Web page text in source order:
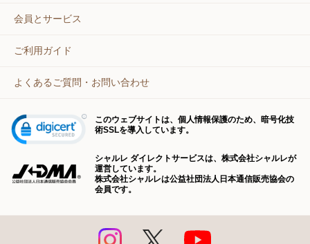
会員とサービス
ご利用ガイド
よくあるご質問・お問い合わせ
このウェブサイトは、個人情報保護のため、暗号化技
術SSLを導入しています。
シャルレ ダイレクトサービスは、株式会社シャルレが
運営しています。
株式会社シャルレは公益社団法人日本通信販売協会の
会員です。